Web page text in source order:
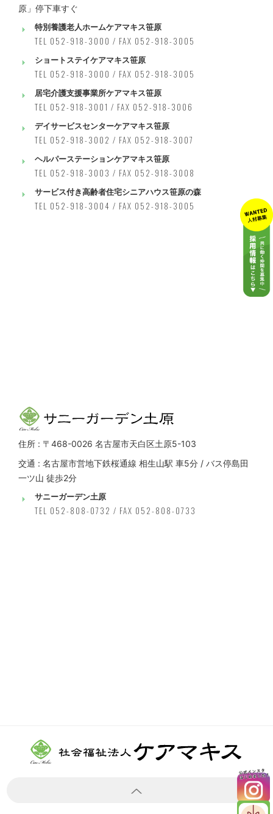
原」停下車すぐ
特別養護老人ホームケアマキス笹原
TEL 052-918-3000 / FAX 052-918-3005
ショートステイケアマキス笹原
TEL 052-918-3000 / FAX 052-918-3005
居宅介護支援事業所ケアマキス笹原
TEL 052-918-3001 / FAX 052-918-3006
デイサービスセンターケアマキス笹原
TEL 052-918-3002 / FAX 052-918-3007
ヘルパーステーションケアマキス笹原
TEL 052-918-3003 / FAX 052-918-3008
サービス付き高齢者住宅シニアハウス笹原の森
TEL 052-918-3004 / FAX 052-918-3005
住所 : 〒468-0026 名古屋市天白区土原5-103
交通 : 名古屋市営地下鉄桜通線 相生山駅 車5分 / バス停島田
一ツ山 徒歩2分
サニーガーデン土原
TEL 052-808-0732 / FAX 052-808-0733